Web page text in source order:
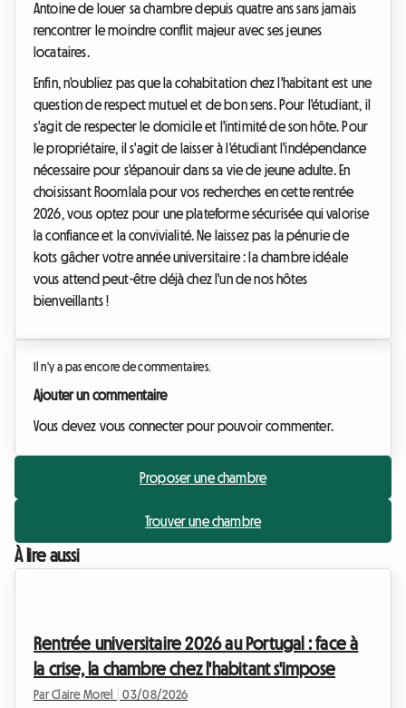
Antoine de louer sa chambre depuis quatre ans sans jamais
rencontrer le moindre conflit majeur avec ses jeunes
locataires.
Enfin, n'oubliez pas que la cohabitation chez l'habitant est une
question de respect mutuel et de bon sens. Pour l'étudiant, il
s'agit de respecter le domicile et l'intimité de son hôte. Pour
le propriétaire, il s'agit de laisser à l'étudiant l'indépendance
nécessaire pour s'épanouir dans sa vie de jeune adulte. En
choisissant Roomlala pour vos recherches en cette rentrée
2026, vous optez pour une plateforme sécurisée qui valorise
la confiance et la convivialité. Ne laissez pas la pénurie de
kots gâcher votre année universitaire : la chambre idéale
vous attend peut-être déjà chez l'un de nos hôtes
bienveillants !
Il n'y a pas encore de commentaires.
Ajouter un commentaire
Vous devez vous connecter pour pouvoir commenter.
Proposer une chambre
Trouver une chambre
À lire aussi
Rentrée universitaire 2026 au Portugal : face à
la crise, la chambre chez l'habitant s'impose
Par Claire Morel 03/08/2026